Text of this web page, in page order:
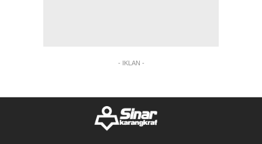
- IKLAN -